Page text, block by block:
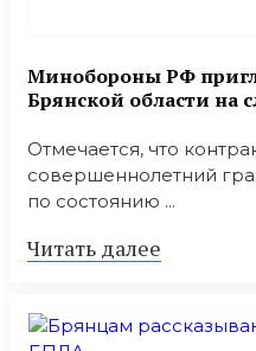
Минобoроны РФ
Брянской области на
Отмечается, что
совершеннолетний
по состоянию ...
Читать далее